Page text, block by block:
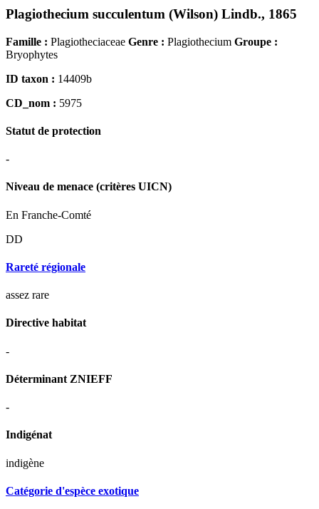
Plagiothecium succulentum (Wilson) Lindb., 1865
Famille : Plagiotheciaceae Genre : Plagiothecium Groupe :
Bryophytes
ID taxon : 14409b
CD_nom : 5975
Statut de protection
-
Niveau de menace (critères UICN)
En Franche-Comté
DD
Rareté régionale
assez rare
Directive habitat
-
Déterminant ZNIEFF
-
Indigénat
indigène
Catégorie d'espèce exotique